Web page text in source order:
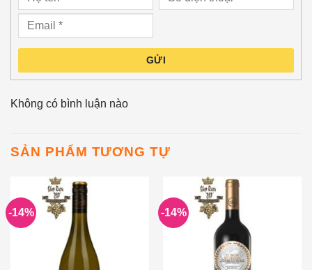
GỬI
Không có bình luận nào
SẢN PHẨM TƯƠNG TỰ
-14% -14%